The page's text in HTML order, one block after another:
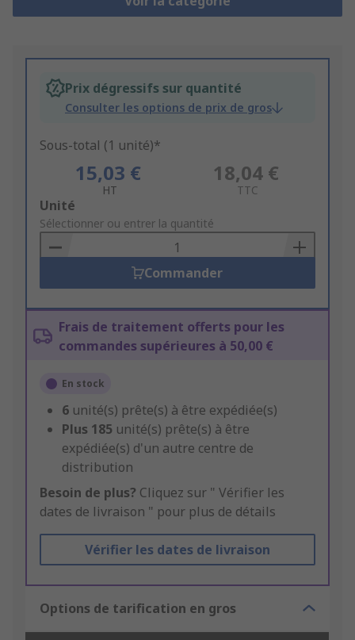
Prix dégressifs sur quantité
Consulter les options de prix de gros
Sous-total (1 unité)*
15,03 €
HT
18,04 €
TTC
Add
to
Basket
Unité
Sélectionner ou entrer la quantité
Commander
Frais de traitement offerts pour les
commandes supérieures à 50,00 €
En stock
6 unité(s) prête(s) à être expédiée(s)
Plus 185 unité(s) prête(s) à être
expédiée(s) d'un autre centre de
distribution
Besoin de plus? Cliquez sur " Vérifier les
dates de livraison " pour plus de détails
Vérifier les dates de livraison
Options de tarification en gros